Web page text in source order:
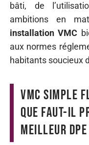
bâti, de
ambitions en
installation VMC
aux normes
habitants soucieux
VMC simple
que faut-il
meilleur DPE